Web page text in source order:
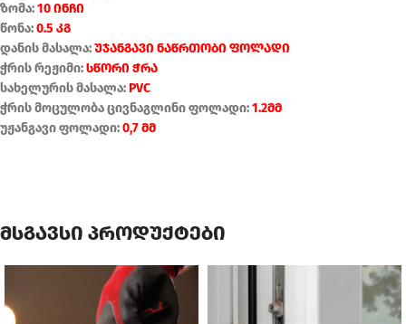
ზომა:10 ინჩი
წონა:0.5 კგ
დანის მასალა:უჯანგავი ნაწრთობი ფოლადი
ჭრის რეჟიმი:სწორი ჭრა
სახელურის მასალა:PVC
ჭრის მოცულობა ცივნაგლინი ფოლადი:1.2მმ
უჟანგავი ფოლადი:0,7 მმ
მსგავსი პროდუქტები